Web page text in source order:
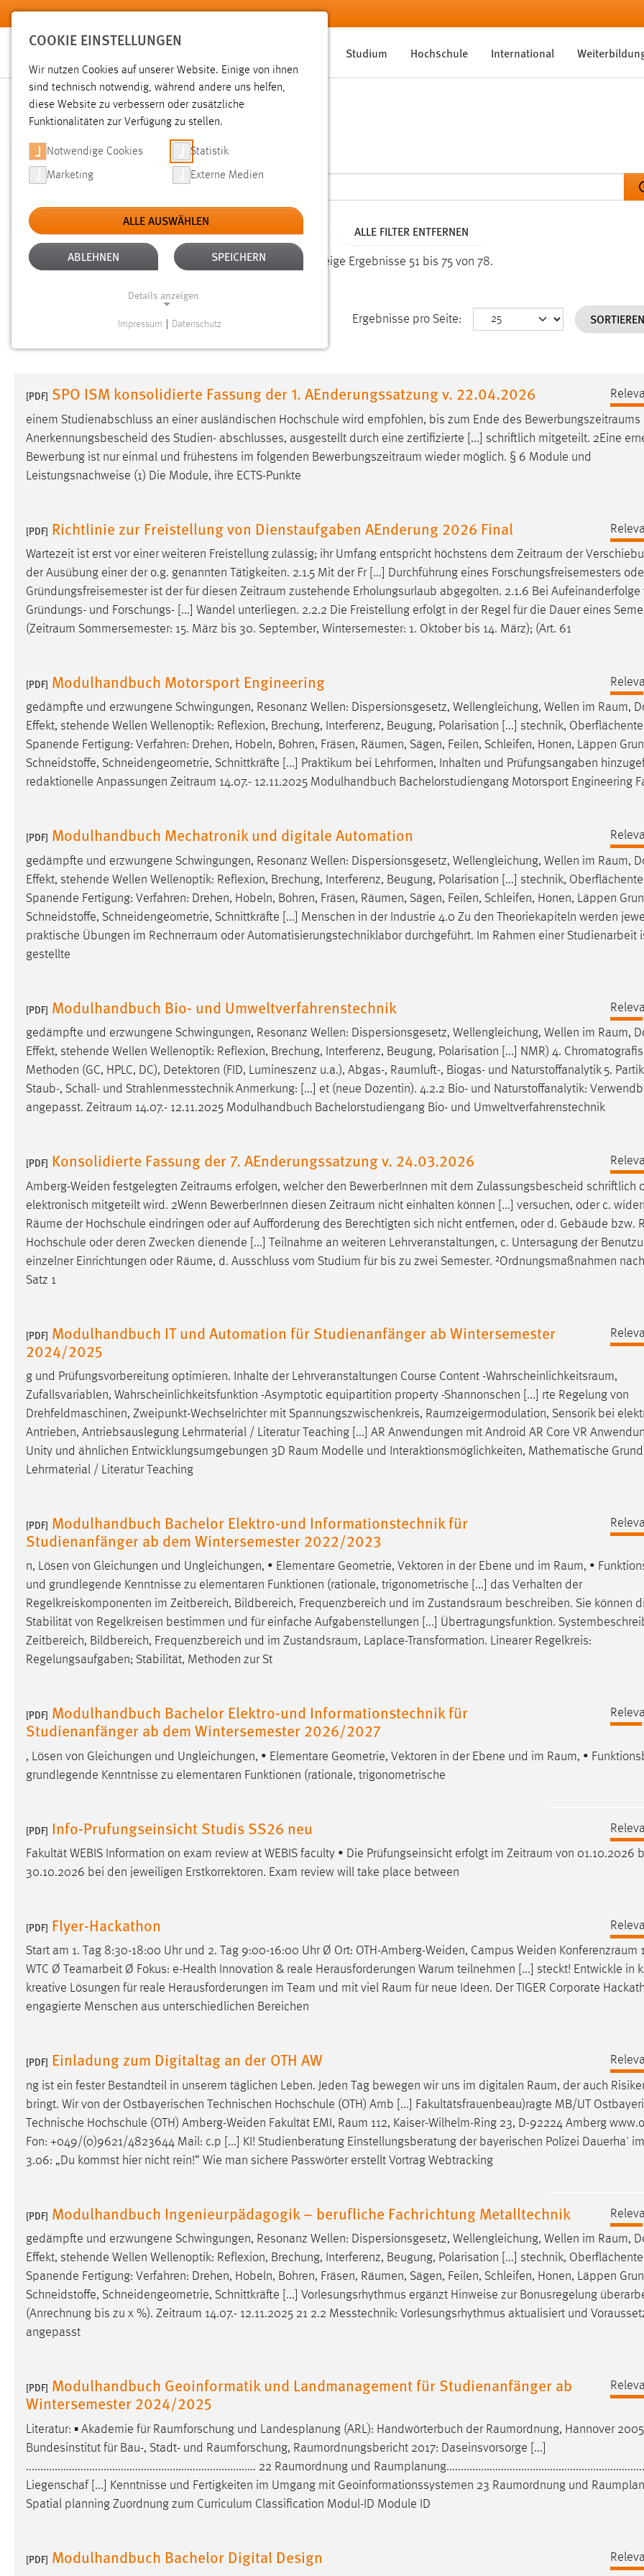
Zum Hauptinhalt springen
Studium Hochschule International
SUCHE
Aktive Filter: TYP: DATEIEN ALTER: 1 BIS 6 MONATE ALLE FILTER ENTFERNEN
Gesucht nach "raum". Es wurden 78 Ergebnisse gefunden. Zeige Ergebnisse 51 bis 75 von 78.
Ergebnisse pro Seite:
[PDF] SPO ISM konsolidierte Fassung der 1. AEnderungssatzung v. 22.04.2026
einem Studienabschluss an einer ausländischen Hochschule wird empfohlen, bis zum Ende des Bewerbungszeitraums
Anerkennungsbescheid des Studien- abschlusses, ausgestellt durch eine zertifizierte [...] schriftlich mitgeteilt. 2Eine
Bewerbung ist nur einmal und frühestens im folgenden Bewerbungszeitraum wieder möglich. § 6 Module und
Leistungsnachweise (1) Die Module, ihre ECTS-Punkte
[PDF] Richtlinie zur Freistellung von Dienstaufgaben AEnderung 2026 Final
Wartezeit ist erst vor einer weiteren Freistellung zulässig; ihr Umfang entspricht höchstens dem Zeitraum der
der Ausübung einer der o.g. genannten Tätigkeiten. 2.1.5 Mit der Fr [...] Durchführung eines Forschungsfreisemesters
Gründungsfreisemester ist der für diesen Zeitraum zustehende Erholungsurlaub abgegolten. 2.1.6 Bei Aufeinanderfolge
Gründungs- und Forschungs- [...] Wandel unterliegen. 2.2.2 Die Freistellung erfolgt in der Regel für die Dauer eines
(Zeitraum Sommersemester: 15. März bis 30. September, Wintersemester: 1. Oktober bis 14. März); (Art. 61
[PDF] Modulhandbuch Motorsport Engineering
gedämpfte und erzwungene Schwingungen, Resonanz Wellen: Dispersionsgesetz, Wellengleichung, Wellen im Raum,
Effekt, stehende Wellen Wellenoptik: Reflexion, Brechung, Interferenz, Beugung, Polarisation [...] stechnik,
Spanende Fertigung: Verfahren: Drehen, Hobeln, Bohren, Fräsen, Räumen, Sägen, Feilen, Schleifen, Honen, Läppen
Schneidstoffe, Schneidengeometrie, Schnittkräfte [...] Praktikum bei Lehrformen, Inhalten und Prüfungsangaben
redaktionelle Anpassungen Zeitraum 14.07.- 12.11.2025 Modulhandbuch Bachelorstudiengang Motorsport Engineering
[PDF] Modulhandbuch Mechatronik und digitale Automation
gedämpfte und erzwungene Schwingungen, Resonanz Wellen: Dispersionsgesetz, Wellengleichung, Wellen im Raum,
Effekt, stehende Wellen Wellenoptik: Reflexion, Brechung, Interferenz, Beugung, Polarisation [...] stechnik,
Spanende Fertigung: Verfahren: Drehen, Hobeln, Bohren, Fräsen, Räumen, Sägen, Feilen, Schleifen, Honen, Läppen
Schneidstoffe, Schneidengeometrie, Schnittkräfte [...] Menschen in der Industrie 4.0 Zu den Theoriekapiteln werden
praktische Übungen im Rechnerraum oder Automatisierungstechniklabor durchgeführt. Im Rahmen einer Studienarbeit
gestellte
[PDF] Modulhandbuch Bio- und Umweltverfahrenstechnik
gedämpfte und erzwungene Schwingungen, Resonanz Wellen: Dispersionsgesetz, Wellengleichung, Wellen im Raum,
Effekt, stehende Wellen Wellenoptik: Reflexion, Brechung, Interferenz, Beugung, Polarisation [...] NMR) 4.
Methoden (GC, HPLC, DC), Detektoren (FID, Lumineszenz u.a.), Abgas-, Raumluft-, Biogas- und Naturstoffanalytik 5.
Staub-, Schall- und Strahlenmesstechnik Anmerkung: [...] et (neue Dozentin). 4.2.2 Bio- und Naturstoffanalytik:
angepasst. Zeitraum 14.07.- 12.11.2025 Modulhandbuch Bachelorstudiengang Bio- und Umweltverfahrenstechnik
[PDF] Konsolidierte Fassung der 7. AEnderungssatzung v. 24.03.2026
Amberg-Weiden festgelegten Zeitraums erfolgen, welcher den BewerberInnen mit dem Zulassungsbescheid schriftlich
elektronisch mitgeteilt wird. 2Wenn BewerberInnen diesen Zeitraum nicht einhalten können [...] versuchen, oder c.
Räume der Hochschule eindringen oder auf Aufforderung des Berechtigten sich nicht entfernen, oder d. Gebäude bzw.
Hochschule oder deren Zwecken dienende [...] Teilnahme an weiteren Lehrveranstaltungen, c. Untersagung der
einzelner Einrichtungen oder Räume, d. Ausschluss vom Studium für bis zu zwei Semester. ²Ordnungsmaßnahmen
Satz 1
[PDF] Modulhandbuch IT und Automation für Studienanfänger ab Wintersemester
2024/2025
g und Prüfungsvorbereitung optimieren. Inhalte der Lehrveranstaltungen Course Content -Wahrscheinlichkeitsraum,
Zufallsvariablen, Wahrscheinlichkeitsfunktion -Asymptotic equipartition property -Shannonschen [...] rte Regelung von
Drehfeldmaschinen, Zweipunkt-Wechselrichter mit Spannungszwischenkreis, Raumzeigermodulation, Sensorik bei
Antrieben, Antriebsauslegung Lehrmaterial / Literatur Teaching [...] AR Anwendungen mit Android AR Core VR
Unity und ähnlichen Entwicklungsumgebungen 3D Raum Modelle und Interaktionsmöglichkeiten, Mathematische
Lehrmaterial / Literatur Teaching
[PDF] Modulhandbuch Bachelor Elektro-und Informationstechnik für
Studienanfänger ab dem Wintersemester 2022/2023
n, Lösen von Gleichungen und Ungleichungen, • Elementare Geometrie, Vektoren in der Ebene und im Raum, •
und grundlegende Kenntnisse zu elementaren Funktionen (rationale, trigonometrische [...] das Verhalten der
Regelkreiskomponenten im Zeitbereich, Bildbereich, Frequenzbereich und im Zustandsraum beschreiben. Sie können
Stabilität von Regelkreisen bestimmen und für einfache Aufgabenstellungen [...] Übertragungsfunktion.
Zeitbereich, Bildbereich, Frequenzbereich und im Zustandsraum, Laplace-Transformation. Linearer Regelkreis:
Regelungsaufgaben; Stabilität, Methoden zur St
[PDF] Modulhandbuch Bachelor Elektro-und Informationstechnik für
Studienanfänger ab dem Wintersemester 2026/2027
, Lösen von Gleichungen und Ungleichungen, • Elementare Geometrie, Vektoren in der Ebene und im Raum, •
grundlegende Kenntnisse zu elementaren Funktionen (rationale, trigonometrische
[PDF] Info-Prufungseinsicht Studis SS26 neu
Fakultät WEBIS Information on exam review at WEBIS faculty • Die Prüfungseinsicht erfolgt im Zeitraum von 01.10.2026
30.10.2026 bei den jeweiligen Erstkorrektoren. Exam review will take place between
[PDF] Flyer-Hackathon
Start am 1. Tag 8:30-18:00 Uhr und 2. Tag 9:00-16:00 Uhr Ø Ort: OTH-Amberg-Weiden, Campus Weiden Konferenzraum
WTC Ø Teamarbeit Ø Fokus: e-Health Innovation & reale Herausforderungen Warum teilnehmen [...] steckt! Entwickle in
kreative Lösungen für reale Herausforderungen im Team und mit viel Raum für neue Ideen. Der TIGER Corporate
engagierte Menschen aus unterschiedlichen Bereichen
[PDF] Einladung zum Digitaltag an der OTH AW
ng ist ein fester Bestandteil in unserem täglichen Leben. Jeden Tag bewegen wir uns im digitalen Raum, der auch
bringt. Wir von der Ostbayerischen Technischen Hochschule (OTH) Amb [...] Fakultätsfrauenbeau)ragte MB/UT
Technische Hochschule (OTH) Amberg-Weiden Fakultät EMI, Raum 112, Kaiser-Wilhelm-Ring 23, D-92224 Amberg
Fon: +049/(0)9621/4823644 Mail: c.p [...] KI! Studienberatung Einstellungsberatung der bayerischen Polizei Dauerha' im
3.06: „Du kommst hier nicht rein!“ Wie man sichere Passwörter erstellt Vortrag Webtracking
[PDF] Modulhandbuch Ingenieurpädagogik – berufliche Fachrichtung Metalltechnik
gedämpfte und erzwungene Schwingungen, Resonanz Wellen: Dispersionsgesetz, Wellengleichung, Wellen im Raum,
Effekt, stehende Wellen Wellenoptik: Reflexion, Brechung, Interferenz, Beugung, Polarisation [...] stechnik,
Spanende Fertigung: Verfahren: Drehen, Hobeln, Bohren, Fräsen, Räumen, Sägen, Feilen, Schleifen, Honen, Läppen
Schneidstoffe, Schneidengeometrie, Schnittkräfte [...] Vorlesungsrhythmus ergänzt Hinweise zur Bonusregelung
(Anrechnung bis zu x %). Zeitraum 14.07.- 12.11.2025 21 2.2 Messtechnik: Vorlesungsrhythmus aktualisiert und
angepasst
[PDF] Modulhandbuch Geoinformatik und Landmanagement für Studienanfänger ab
Wintersemester 2024/2025
Literatur: ▪ Akademie für Raumforschung und Landesplanung (ARL): Handwörterbuch der Raumordnung, Hannover
Bundesinstitut für Bau-, Stadt- und Raumforschung, Raumordnungsbericht 2017: Daseinsvorsorge [...]
................................................................................ 22 Raumordnung und Raumplanung
Liegenschaf [...] Kenntnisse und Fertigkeiten im Umgang mit Geoinformationssystemen 23 Raumordnung und
Spatial planning Zuordnung zum Curriculum Classification Modul-ID Module ID
[PDF] Modulhandbuch Bachelor Digital Design
COOKIE EINSTELLUNGEN
Wir nutzen Cookies auf unserer Website. Einige von ihnen
sind technisch notwendig, während andere uns helfen,
diese Website zu verbessern oder zusätzliche
Funktionalitäten zur Verfügung zu stellen.
Notwendige Cookies Statistik
Marketing Externe Medien
ALLE AUSWÄHLEN
ABLEHNEN SPEICHERN
Details anzeigen
Website erforderlich.
Einverständnis
Name: cookie_consent
Zweck:
Dieser Cookie speichert die
Performance
Name: staticfilecache
Sprachpräferenz
Name: site-language-preference
Zweck:
Das Cookie speichert die gewählte
Sprache der Website.
Chat
Name:
MibewSessionID, MIBEW_UserID,
mibew_locale, mibew-chat-frame-style-
5e9dbeb1811c0446
Zweck:
Wird benötigt um die Chatfunktion
Sitzungslaufzeit, mibew_locale = 3
Jahre, MIBEW_UserID = 1 Jahr
Login
Cookie Laufzeit: 24 Stunden
STATISTIK
Statistik Cookies erfassen Informationen anonym.
Diese Informationen helfen uns zu verstehen, wie
unsere Besucher unsere Website nutzen.
Name:
Zweck: Zugriffsstatistik
Cookie Laufzeit: Max. 13 Monate
MARKETING
Sie tun dies, indem sie Besucher über Websites
hinweg verfolgen.
Google Ads
Name: _gcl_au
Anbieter: Google Ireland Limited
Zweck: Conversion-Tracking
Facebook Pixel
Name:
Anbieter: Facebook
Cookie Laufzeit: 3 Monate
Plattformen anzeigen zu können, werden von diesen
externen Medien Cookies gesetzt.
YouTube
Impressum Datenschutz